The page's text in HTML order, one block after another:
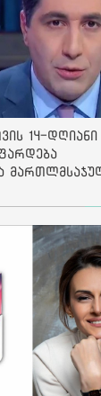
14-დღიანი